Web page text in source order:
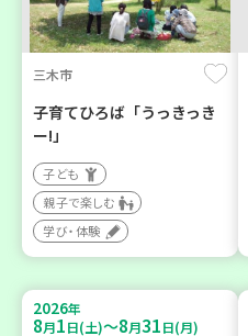
三木市
子育てひろば「うっきっき
ー!」
子ども
親子で楽しむ
学び・体験
2026年
8月1日(土)～8月31日(月)